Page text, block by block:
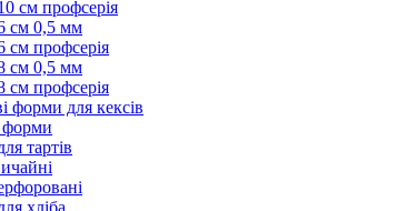
см профсерія
см 0,5 мм
см профсерія
см 0,5 мм
см профсерія
форми для кексів
форми
тартів
хліба